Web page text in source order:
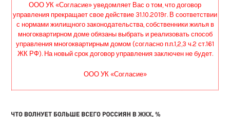
ООО УК «Согласие» уведомляет Вас о том, что договор
управления прекращает свое действие 31.10.2019г. В соответствии
с нормами жилищного законодательства, собственники жилья в
многоквартирном доме обязаны выбрать и реализовать способ
управления многоквартирным домом (согласно п.п.1,2,3 ч.2 ст.161
ЖК РФ). На новый срок договор управления заключен не будет.
ООО УК «Согласие»